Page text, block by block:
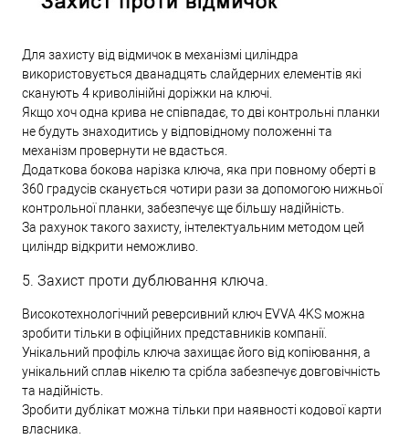
Для захисту від відмичок в механізмі циліндра
використовується дванадцять слайдерних елементів які
сканують 4 криволінійні доріжки на ключі.
Якщо хоч одна крива не співпадає, то дві контрольні планки
не будуть знаходитись у відповідному положенні та
механізм провернути не вдасться.
Додаткова бокова нарізка ключа, яка при повному оберті в
360 градусів сканується чотири рази за допомогою нижньої
контрольної планки, забезпечує ще більшу надійність.
За рахунок такого захисту, інтелектуальним методом цей
циліндр відкрити неможливо.
5. Захист проти дублювання ключа.
Високотехнологічний реверсивний ключ EVVA 4KS можна
зробити тільки в офіційних представників компанії.
Унікальний профіль ключа захищає його від копіювання, а
унікальний сплав нікелю та срібла забезпечує довговічність
та надійність.
Зробити дублікат можна тільки при наявності кодової карти
власника.